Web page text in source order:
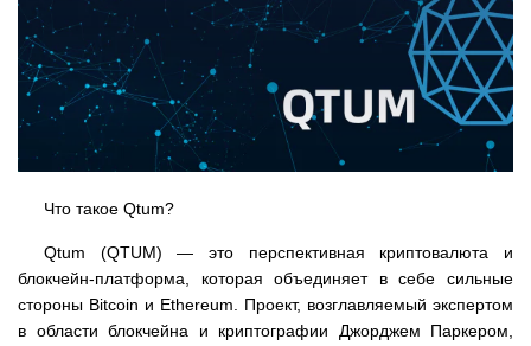
Что такое Qtum?
Qtum (QTUM) — это перспективная криптовалюта и
блокчейн-платформа, которая объединяет в себе сильные
стороны Bitcoin и Ethereum. Проект, возглавляемый экспертом
в области блокчейна и криптографии Джорджем Паркером,